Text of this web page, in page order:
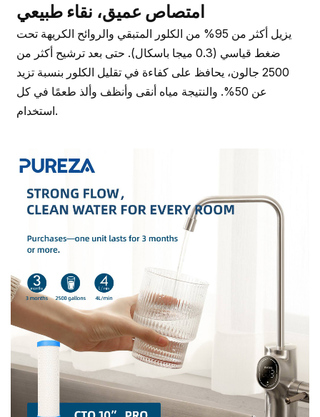
امتصاص عميق، نقاء طبيعي
يزيل أكثر من 95% من الكلور المتبقي والروائح الكريهة تحت
ضغط قياسي (0.3 ميجا باسكال). حتى بعد ترشيح أكثر من
2500 جالون، يحافظ على كفاءة في تقليل الكلور بنسبة تزيد
عن 50%. والنتيجة مياه أنقى وأنظف وألذ طعمًا في كل
استخدام.